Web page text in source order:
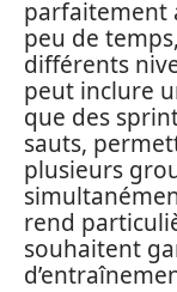
parfaitement
peu de
différents
peut inclure
que des
sauts,
plusieurs
rend
souhaitent